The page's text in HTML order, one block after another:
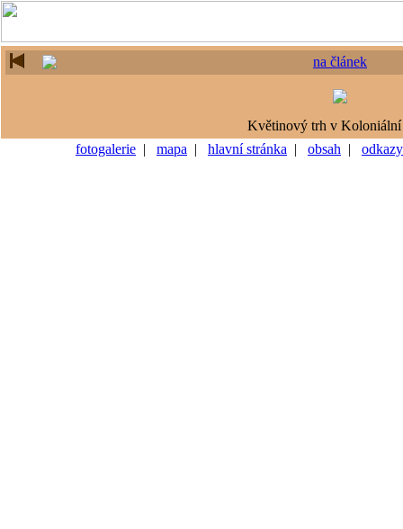
na článek
Květinový trh v
fotogalerie | mapa | hlavní stránka | obsah | odkazy